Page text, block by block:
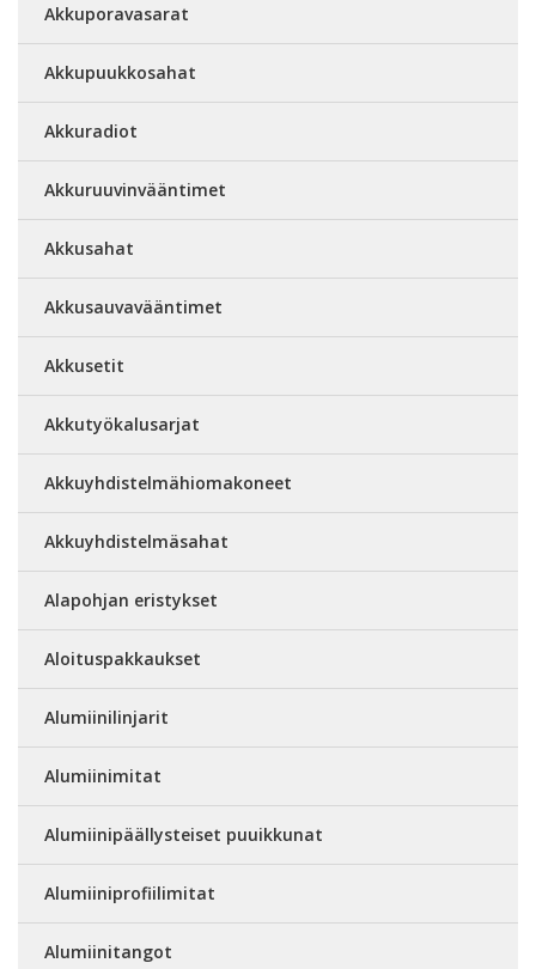
Akkuporavasarat
Akkupuukkosahat
Akkuradiot
Akkuruuvinvääntimet
Akkusahat
Akkusauvavääntimet
Akkusetit
Akkutyökalusarjat
Akkuyhdistelmähiomakoneet
Akkuyhdistelmäsahat
Alapohjan eristykset
Aloituspakkaukset
Alumiinilinjarit
Alumiinimitat
Alumiinipäällysteiset puuikkunat
Alumiiniprofiilimitat
Alumiinitangot